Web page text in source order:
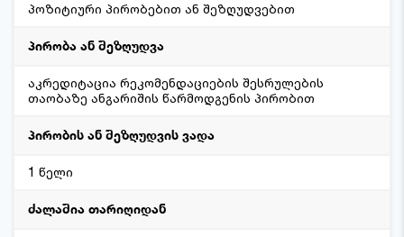
პოზიტიური პირობებით ან შეზღუდვებით
პირობა ან შეზღუდვა
აკრედიტაცია რეკომენდაციების შესრულების
თაობაზე ანგარიშის წარმოდგენის პირობით
პირობის ან შეზღუდვის ვადა
1 წელი
ძალაშია თარიღიდან